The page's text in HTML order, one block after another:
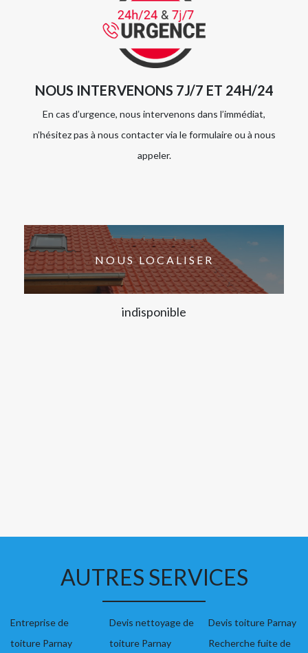
NOUS INTERVENONS 7J/7 ET 24H/24
En cas d’urgence, nous intervenons dans l’immédiat,
n’hésitez pas à nous contacter via le formulaire ou à nous
appeler.
NOUS LOCALISER
indisponible
AUTRES SERVICES
Entreprise de
toiture Parnay
Devis nettoyage de
toiture Parnay
Devis toiture Parnay
Recherche fuite de